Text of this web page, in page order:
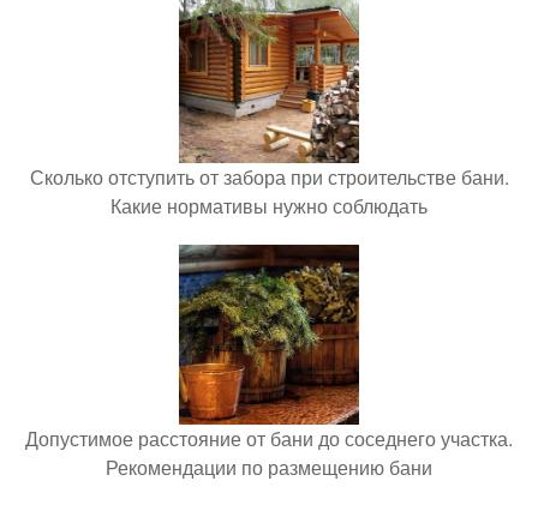
Сколько отступить от забора при строительстве бани.
Какие нормативы нужно соблюдать
Допустимое расстояние от бани до соседнего участка.
Рекомендации по размещению бани